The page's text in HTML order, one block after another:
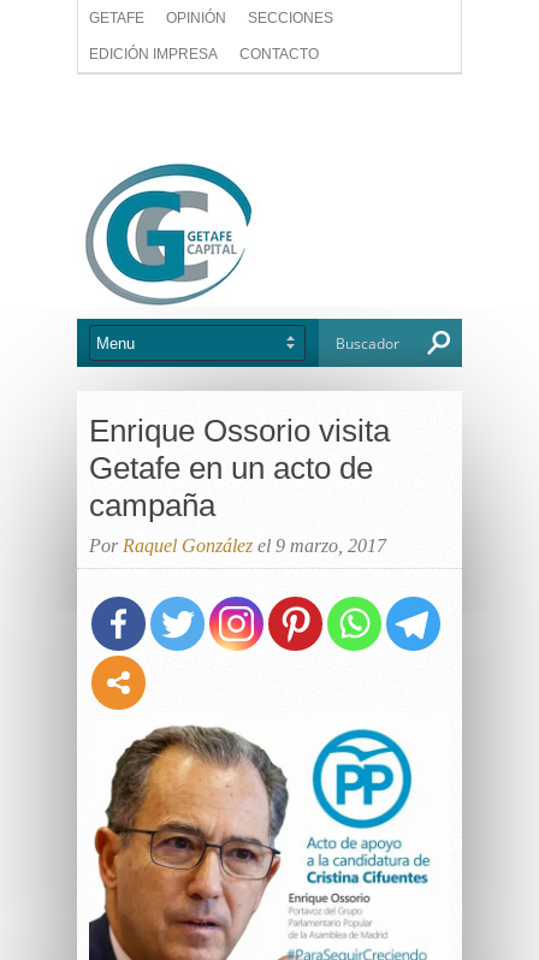
GETAFE OPINIÓN SECCIONES
EDICIÓN IMPRESA CONTACTO
Enrique Ossorio visita
Getafe en un acto de
campaña
Por Raquel González el 9 marzo, 2017